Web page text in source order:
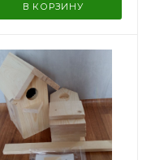
В КОРЗИНУ